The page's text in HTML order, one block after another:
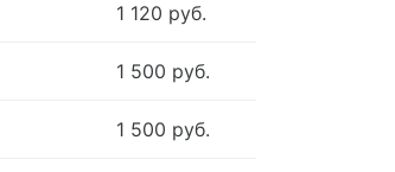
1 120 руб.
1 500 руб.
1 500 руб.